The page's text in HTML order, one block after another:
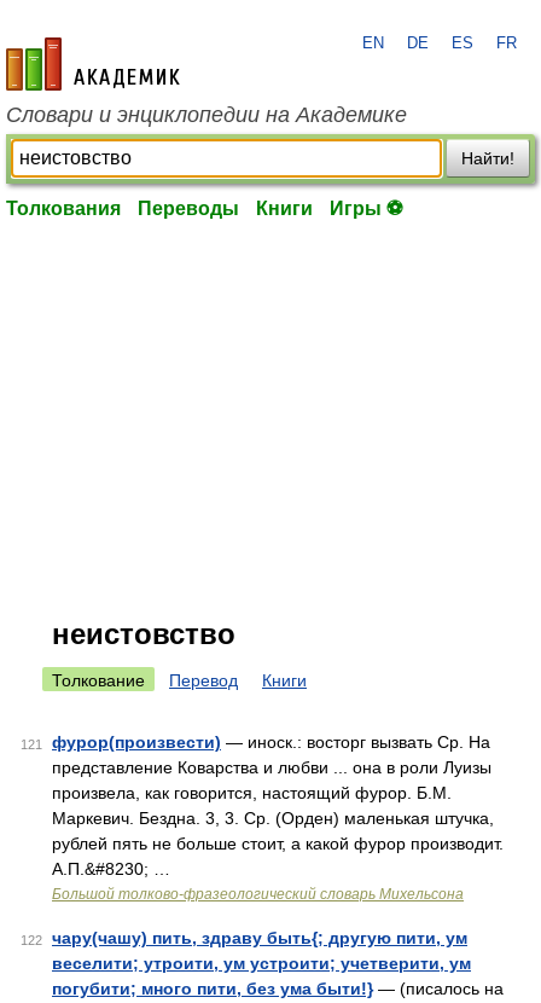
academic.ru
EN DE ES FR
Словари и энциклопедии на Академике
Найти!
Толкования Переводы Книги Игры ⚽
неистовство
Толкование Перевод Книги
121 фурор(произвести) — иноск.: восторг вызвать Ср. На
представление Коварства и любви ... она в роли Луизы
произвела, как говорится, настоящий фурор. Б.М.
Маркевич. Бездна. 3, 3. Ср. (Орден) маленькая штучка,
рублей пять не больше стоит, а какой фурор производит.
А.П.&#8230; …
Большой толково-фразеологический словарь Михельсона
122
чару(чашу) пить, здраву быть{; другую пити, ум
веселити; утроити, ум устроити; учетверити, ум
погубити; много пити, без ума быти!}— (писалось на